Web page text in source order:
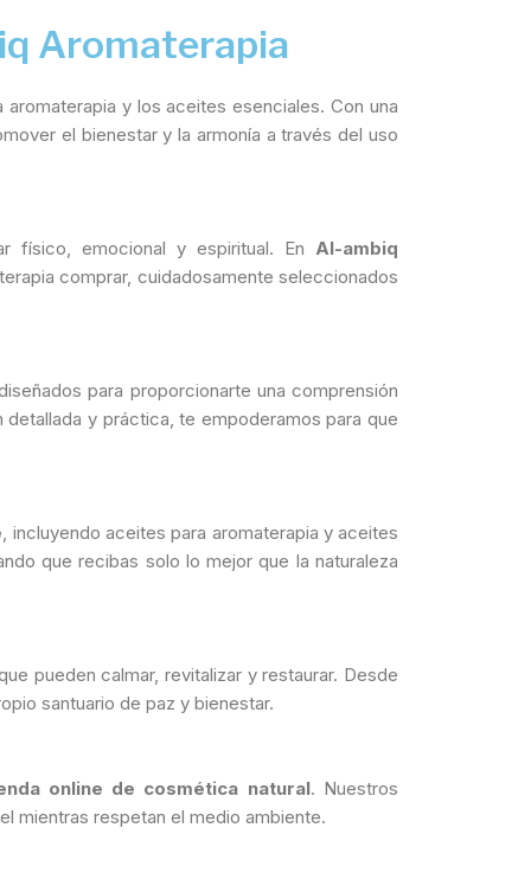
Aromaterapia
y los aceites esenciales. Con una
el bienestar y la armonía a través del uso
físico, emocional y espiritual. En Al-ambiq
comprar, cuidadosamente seleccionados
para proporcionarte una comprensión
y práctica, te empoderamos para que
, incluyendo aceites para aromaterapia y aceites
que recibas solo lo mejor que la naturaleza
pueden calmar, revitalizar y restaurar. Desde
santuario de paz y bienestar.
online de cosmética natural. Nuestros
mientras respetan el medio ambiente.